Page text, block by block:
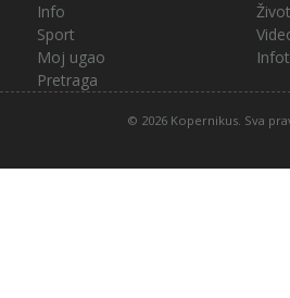
Info
Život
Sport
Moj ugao
Pretraga
© 2026 Kopernikus. Sva